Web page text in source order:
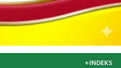
+INDEKS